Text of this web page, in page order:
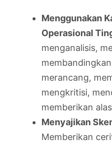
Menggunakan
Operasional
menganalisis,
merancang,
mengkritisi,
memberikan
Menyajikan
Memberikan